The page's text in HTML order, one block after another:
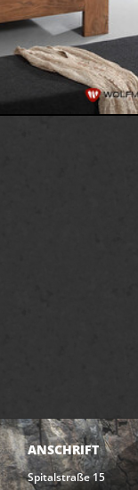
ANSCHRIFT
Spitalstraße 15